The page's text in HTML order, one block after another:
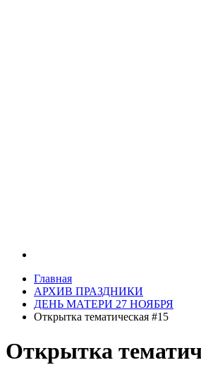
Главная
АРХИВ ПРАЗДНИКИ
ДЕНЬ МАТЕРИ 27 НОЯБРЯ
Открытка тематическая #15
Открытка